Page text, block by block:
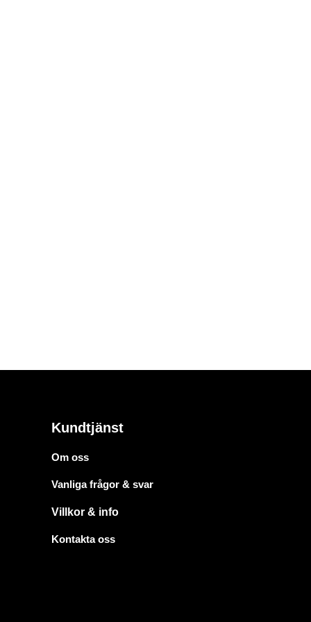
Kundtjänst
Om oss
Vanliga frågor & svar
Villkor & info
Kontakta oss